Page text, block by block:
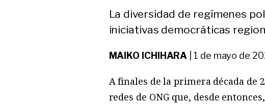
La diversidad de regímenes
iniciativas democráticas
MAIKO ICHIHARA 1 de mayo de
A finales de la primera década
redes de ONG que, desde